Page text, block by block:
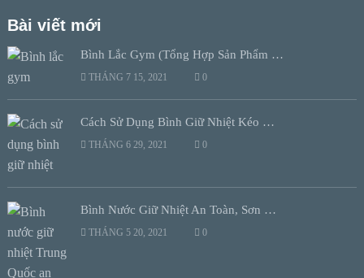
Bài viết mới
Bình Lắc Gym (Tổng Hợp Sản Phẩm …
THÁNG 7 15, 2021 0
Cách Sử Dụng Bình Giữ Nhiệt Kéo …
THÁNG 6 29, 2021 0
Bình Nước Giữ Nhiệt An Toàn, Sơn …
THÁNG 5 20, 2021 0